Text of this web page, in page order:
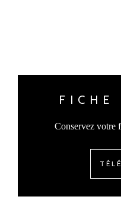
FICHE
Conservez votre